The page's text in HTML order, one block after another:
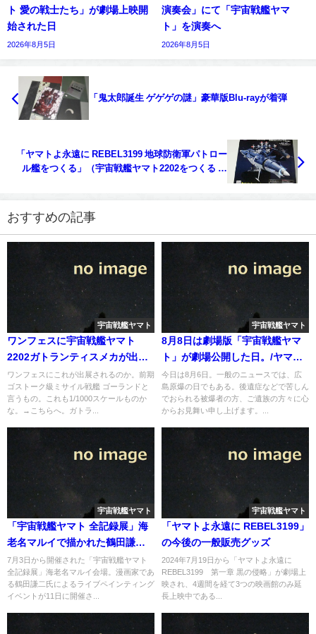
ト 愛の戦士たち」が劇場上映開
始された日
2026年8月5日
演奏会」にて「宇宙戦艦ヤマ
ト」を演奏へ
2026年8月5日
「鬼太郎誕生 ゲゲゲの謎」豪華版Blu-rayが着弾
「ヤマトよ永遠に REBEL3199 地球防衛軍パトロー
ル艦をつくる」（宇宙戦艦ヤマト2202をつくる 第
おすすめの記事
宇宙戦艦ヤマト
ワンフェスに宇宙戦艦ヤマト
2202ガトランティスメカが出展
されるかも
ワンフェスにこれが出展されるのか。前期
ゴストーク級ミサイル戦艦 ゴーランドと
言うもの。これも1/1000スケールものか
な。→こちらへ。ガトラ...
宇宙戦艦ヤマト
8月8日は劇場版「宇宙戦艦ヤマ
ト」が劇場公開した日。/ヤマト
デザインの誕生話
今日は8月6日。一般のニュースでは、広
島原爆の日でもある。後遺症などで苦しん
でおられる被爆者の方、ご遺族の方々に心
からお見舞い申し上げます。...
宇宙戦艦ヤマト
「宇宙戦艦ヤマト 全記録展」海
老名マルイで描かれた鶴田謙二
氏による下絵と完成写真が公開
7月3日から開催された「宇宙戦艦ヤマト
全記録展」海老名マルイ会場。漫画家であ
る鶴田謙二氏によるライブペインティング
イベントが11日に開催さ...
宇宙戦艦ヤマト
「ヤマトよ永遠に REBEL3199」
の今後の一般販売グッズ
2024年7月19日から「ヤマトよ永遠に
REBEL3199 第一章 黒の侵略」が劇場上
映され、4週間を経て3つの映画館のみ延
長上映中である...